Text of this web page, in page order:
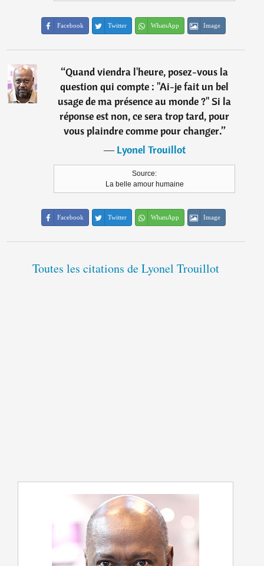
Facebook Twitter WhatsApp Image
“Quand viendra l'heure, posez-vous la
question qui compte : "Ai-je fait un bel
usage de ma présence au monde ?" Si la
réponse est non, ce sera trop tard, pour
vous plaindre comme pour changer.”
―Lyonel Trouillot
Source:
La belle amour humaine
Facebook Twitter WhatsApp Image
Toutes les citations de Lyonel Trouillot